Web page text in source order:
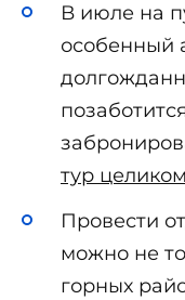
В июле на
особенный
тур целиком
Провести
можно не
горных